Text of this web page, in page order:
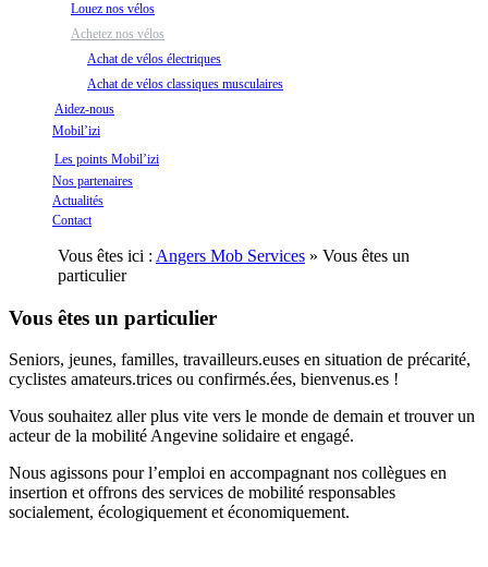
Louez nos vélos
Achetez nos vélos
Achat de vélos électriques
Achat de vélos classiques musculaires
Aidez-nous
Mobil’izi
Les points Mobil’izi
Nos partenaires
Actualités
Contact
Vous êtes ici : Angers Mob Services » Vous êtes un
particulier
Vous êtes un particulier
Seniors, jeunes, familles, travailleurs.euses en situation de précarité,
cyclistes amateurs.trices ou confirmés.ées, bienvenus.es !
Vous souhaitez aller plus vite vers le monde de demain et trouver un
acteur de la mobilité Angevine solidaire et engagé.
Nous agissons pour l’emploi en accompagnant nos collègues en
insertion et offrons des services de mobilité responsables
socialement, écologiquement et économiquement.